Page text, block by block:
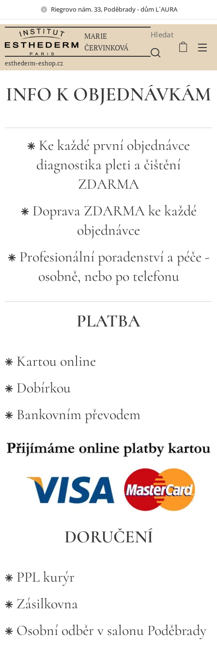
Riegrovo nám. 33, Poděbrady - dům L´AURA
MARIE
ČERVINKOVÁ
esthederm-eshop.cz
Hledat
INFO K OBJEDNÁVKÁM
⁕ Ke každé první objednávce
diagnostika pleti a čištění
ZDARMA
⁕ Doprava ZDARMA ke každé
objednávce
⁕ Profesionální poradenství a péče -
osobně, nebo po telefonu
PLATBA
⁕ Kartou online
⁕ Dobírkou
⁕ Bankovním převodem
DORUČENÍ
⁕ PPL kurýr
⁕ Zásilkovna
⁕ Osobní odběr v salonu Poděbrady